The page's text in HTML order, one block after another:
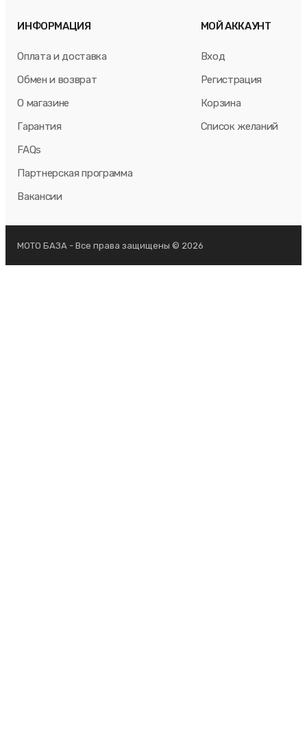
ИНФОРМАЦИЯ
Оплата и доставка
Обмен и возврат
О магазине
Гарантия
FAQs
Партнерская программа
Вакансии
МОЙ АККАУНТ
Вход
Регистрация
Корзина
Список желаний
МОТО БАЗА - Все права защищены © 2026